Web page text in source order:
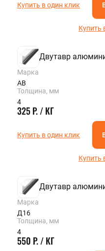
Купить в один клик
Купить
Двутавр
Марка
АВ
Толщина, мм
4
325 Р. / КГ
Купить в один клик
Купить
Двутавр
Марка
Д16
Толщина, мм
4
550 Р. / КГ